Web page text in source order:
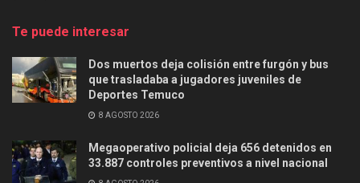
Te puede interesar
Dos muertos deja colisión entre furgón y bus
que trasladaba a jugadores juveniles de
Deportes Temuco
8 AGOSTO 2026
Megaoperativo policial deja 656 detenidos en
33.887 controles preventivos a nivel nacional